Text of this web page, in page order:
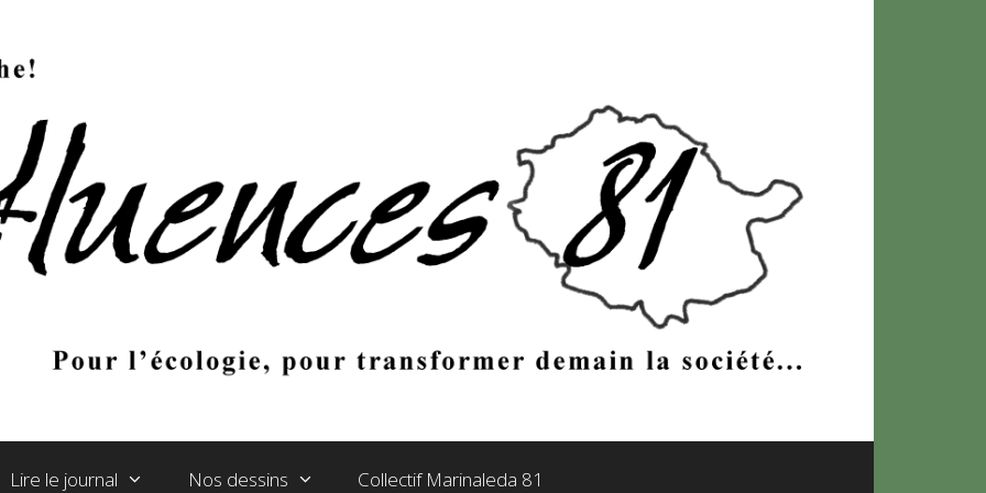
Lire le journal Nos dessins Collectif Marinaleda 81